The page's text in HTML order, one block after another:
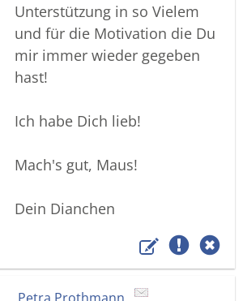
Unterstützung in so Vielem
und für die Motivation die Du
mir immer wieder gegeben
hast!
Ich habe Dich lieb!
Mach's gut, Maus!
Dein Dianchen